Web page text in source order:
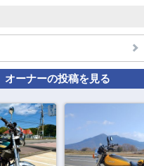
オーナーの投稿を見る